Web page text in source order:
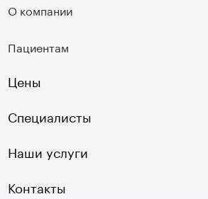
г. Москва, ул. Стромынка, д. 11
Ортопедия-травматология
МРТ
УЗИ
Плазмотерапия суставов
О компании
Инфо
Пациентам
Первичный прием
Цены
Специалисты
Наши услуги
Контакты